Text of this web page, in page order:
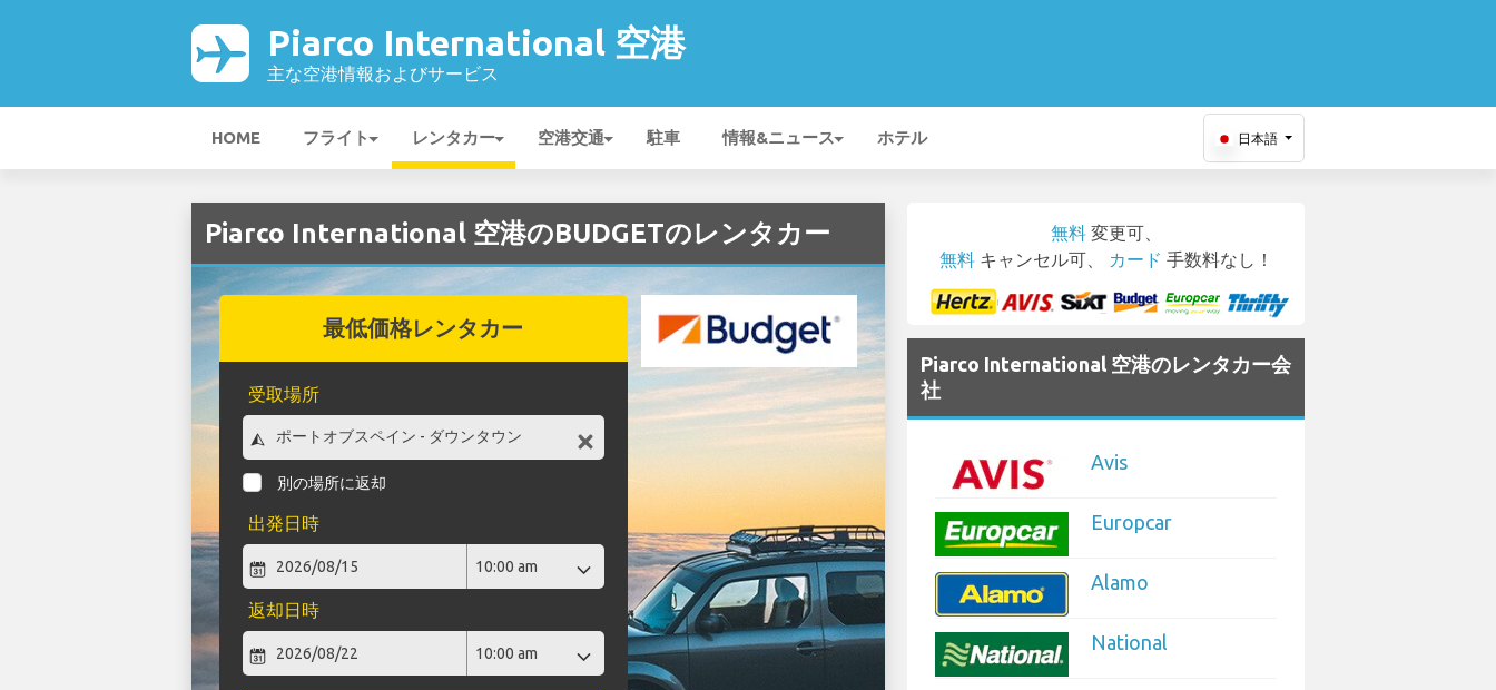
Piarco International 空港
主な空港情報およびサービス
HOME フライト レンタカー 空港交通 駐車 情報&ニュース ホテル 日本語
Piarco International 空港のBUDGETのレンタカー
最低価格レンタカー
受取場所
別の場所に返却
出発日時
返却日時
無料変更可、
無料キャンセル可、 カード 手数料なし！
Piarco International 空港のレンタカー会
社
Avis
Europcar
Alamo
National